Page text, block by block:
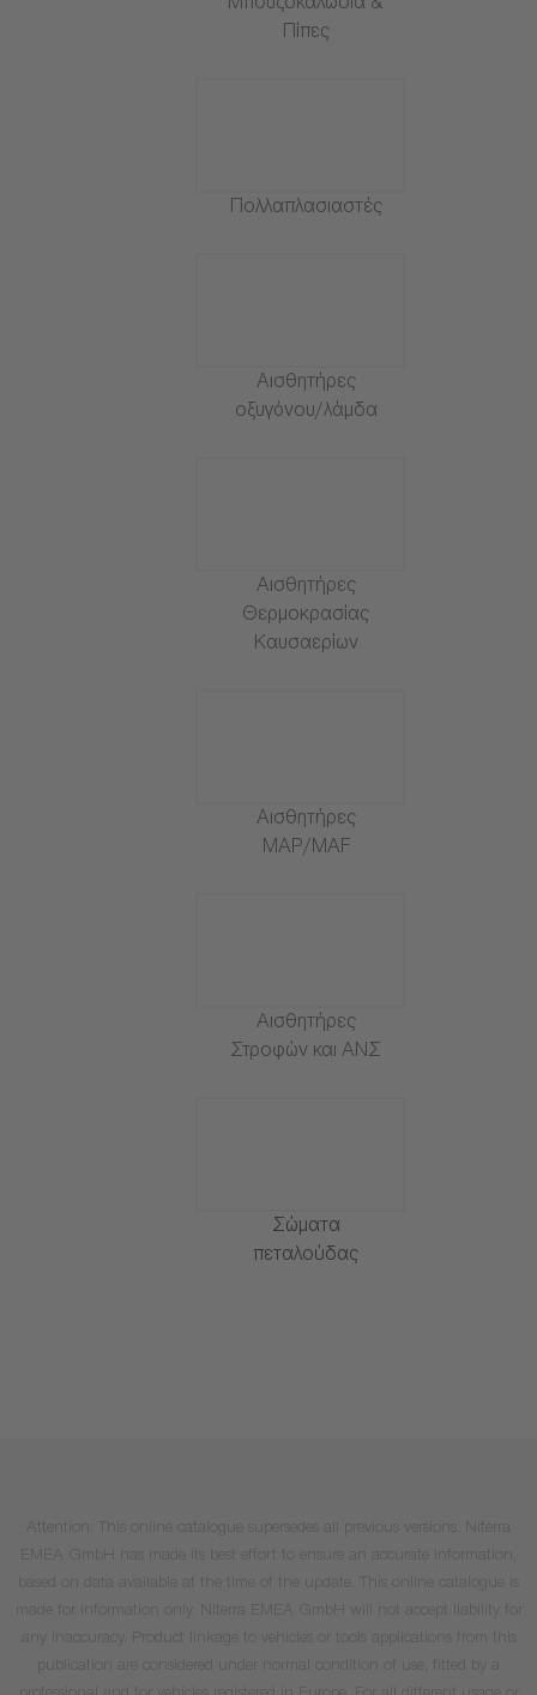
Μπουζοκαλώδια &
Πίπες
Πολλαπλασιαστές
Αισθητήρες
οξυγόνου/λάμδα
Αισθητήρες
Θερμοκρασίας
Καυσαερίων
Αισθητήρες
MAP/MAF
Αισθητήρες
Στροφών και ΑΝΣ
Σώματα
πεταλούδας